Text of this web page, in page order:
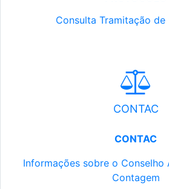
Consulta Tramitação
CONTAC
CONTAC
Informações sobre o
Contagem